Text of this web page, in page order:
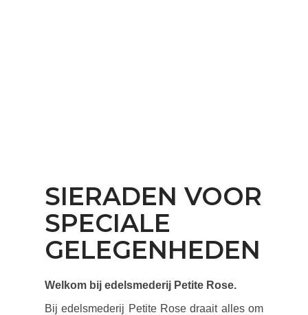
SIERADEN VOOR
SPECIALE
GELEGENHEDEN
Welkom bij edelsmederij Petite Rose.
Bij edelsmederij Petite Rose draait alles om